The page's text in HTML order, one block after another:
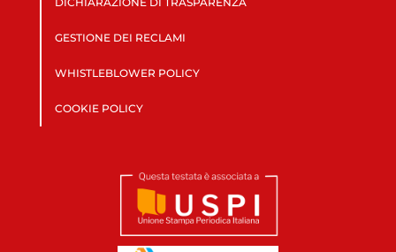
GESTIONE DEI RECLAMI
WHISTLEBLOWER POLICY
COOKIE POLICY